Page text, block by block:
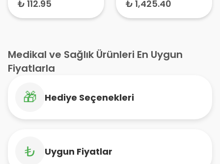
₺ 112.95 ₺ 1,425.40
Medikal ve Sağlık Ürünleri En Uygun
Fiyatlarla
🎁 Hediye Seçenekleri
₺ Uygun Fiyatlar